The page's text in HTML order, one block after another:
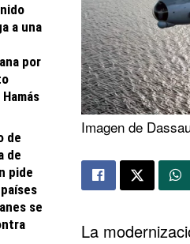
Imagen de
La
a una
por
de
de
pide
se